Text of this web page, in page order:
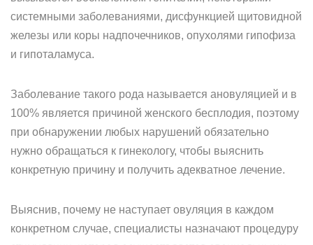
системными заболеваниями, дисфункцией щитовидной
железы или коры надпочечников, опухолями гипофиза
и гипоталамуса.
Заболевание такого рода называется ановуляцией и в
100% является причиной женского бесплодия, поэтому
при обнаружении любых нарушений обязательно
нужно обращаться к гинекологу, чтобы выяснить
конкретную причину и получить адекватное лечение.
Выяснив, почему не наступает овуляция в каждом
конкретном случае, специалисты назначают процедуру